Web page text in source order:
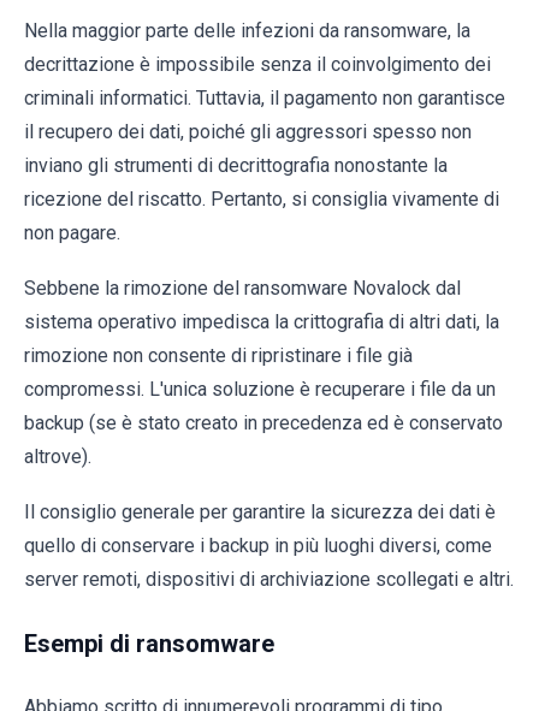
Nella maggior parte delle infezioni da ransomware, la
decrittazione è impossibile senza il coinvolgimento dei
criminali informatici. Tuttavia, il pagamento non garantisce
il recupero dei dati, poiché gli aggressori spesso non
inviano gli strumenti di decrittografia nonostante la
ricezione del riscatto. Pertanto, si consiglia vivamente di
non pagare.
Sebbene la rimozione del ransomware Novalock dal
sistema operativo impedisca la crittografia di altri dati, la
rimozione non consente di ripristinare i file già
compromessi. L'unica soluzione è recuperare i file da un
backup (se è stato creato in precedenza ed è conservato
altrove).
Il consiglio generale per garantire la sicurezza dei dati è
quello di conservare i backup in più luoghi diversi, come
server remoti, dispositivi di archiviazione scollegati e altri.
Esempi di ransomware